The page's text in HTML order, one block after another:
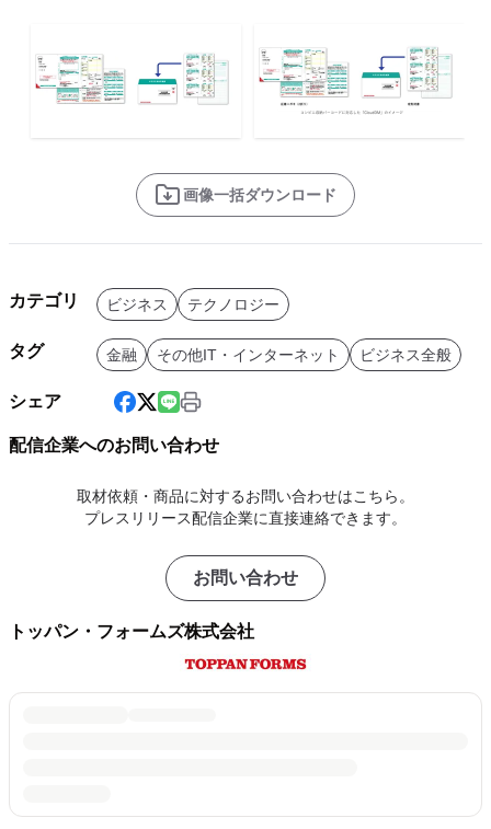
画像一括ダウンロード
カテゴリ ビジネス テクノロジー
タグ 金融 その他IT・インターネット ビジネス全般
シェア
配信企業へのお問い合わせ
取材依頼・商品に対するお問い合わせはこちら。
プレスリリース配信企業に直接連絡できます。
お問い合わせ
トッパン・フォームズ株式会社